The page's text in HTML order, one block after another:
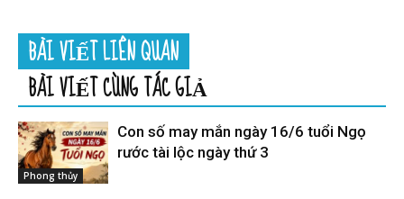
BÀI VIẾT LIÊN QUAN
BÀI VIẾT CÙNG TÁC GIẢ
Phong thủy
Con số may mắn ngày 16/6 tuổi Ngọ
rước tài lộc ngày thứ 3